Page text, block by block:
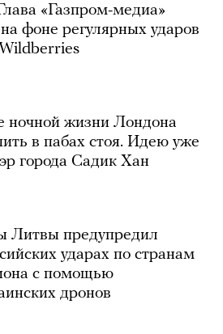
«Газпром-медиа»
фоне регулярных ударов
ночной жизни Лондона
в пабах стоя. Идею уже
города Садик Хан
Литвы предупредил
ударах по странам
с помощью
дронов